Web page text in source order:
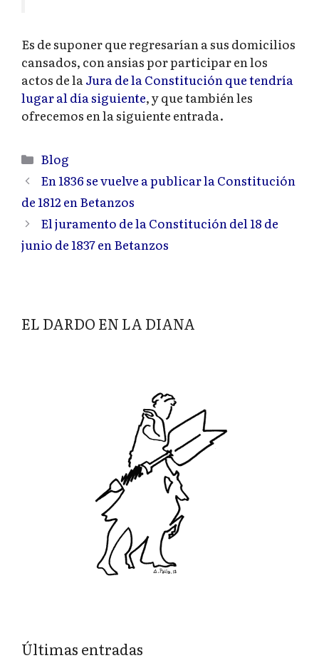
Es de suponer que regresarían a sus domicilios
cansados, con ansias por participar en los
actos de la Jura de la Constitución que tendría
lugar al día siguiente, y que también les
ofrecemos en la siguiente entrada.
Categorías
Blog
En 1836 se vuelve a publicar la Constitución
de 1812 en Betanzos
El juramento de la Constitución del 18 de
junio de 1837 en Betanzos
EL DARDO EN LA DIANA
Últimas entradas